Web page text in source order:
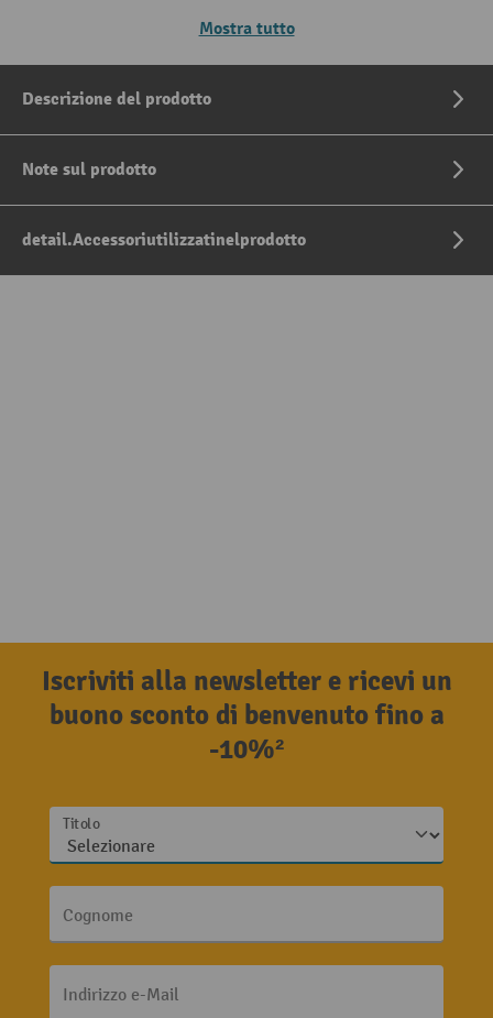
Mostra tutto
Descrizione del prodotto
Note sul prodotto
detail.Accessoriutilizzatinelprodotto
Iscriviti alla newsletter e ricevi un
buono sconto di benvenuto fino a
-10%²
Titolo
Cognome
Indirizzo e-Mail